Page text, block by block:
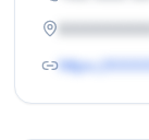
https://